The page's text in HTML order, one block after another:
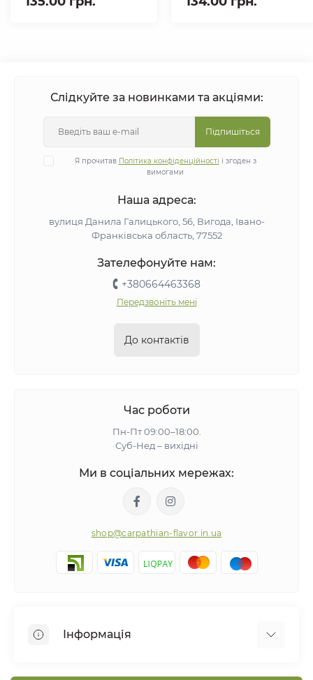
Слідкуйте за новинками та акціями:
Підпишіться
Я прочитав Політика конфіденційності і згоден з
вимогами
Наша адреса:
вулиця Данила Галицького, 56, Вигода, Івано-
Франківська область, 77552
Зателефонуйте нам:
+380664463368
Передзвоніть мені
До контактів
Час роботи
Пн-Пт 09:00–18:00.
Суб-Нед – вихідні
Ми в соціальних мережах:
shop@carpathian-flavor.in.ua
Інформація